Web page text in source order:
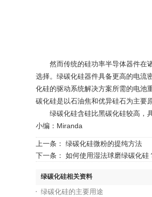
然而传统的硅功率半导体器件在诸
选择。绿碳化硅器件具备更高的电流
化硅的驱动系统解决方案所需的电池
碳化硅是以石油焦和优异硅石为主要
绿碳化硅含硅比黑碳化硅较高，具
小编：Miranda
上一条： 绿碳化硅微粉的提纯方法
下一条： 如何使用湿法球磨绿碳化硅
绿碳化硅相关资料
绿碳化硅的主要用途